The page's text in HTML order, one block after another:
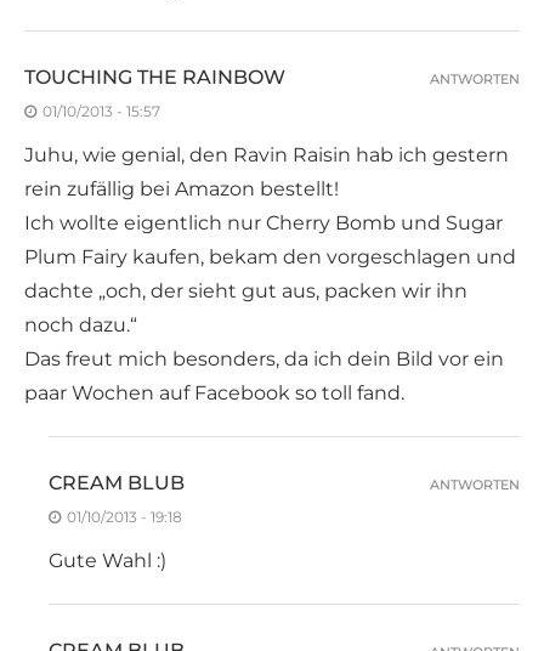
TOUCHING THE RAINBOW
01/10/2013 - 15:57
Juhu, wie genial, den Ravin Raisin hab ich gestern
rein zufällig bei Amazon bestellt!
Ich wollte eigentlich nur Cherry Bomb und Sugar
Plum Fairy kaufen, bekam den vorgeschlagen und
dachte „och, der sieht gut aus, packen wir ihn
noch dazu.“
Das freut mich besonders, da ich dein Bild vor ein
paar Wochen auf Facebook so toll fand.
ANTWORTEN
CREAM BLUB
01/10/2013 - 19:18
Gute Wahl :)
ANTWORTEN